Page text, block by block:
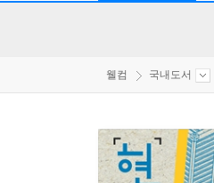
웰컴 국내도서